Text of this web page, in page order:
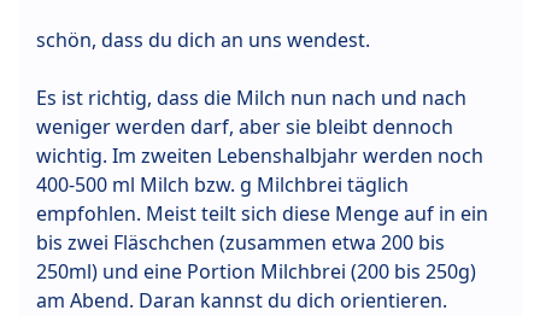
schön, dass du dich an uns wendest.
Es ist richtig, dass die Milch nun nach und nach
weniger werden darf, aber sie bleibt dennoch
wichtig. Im zweiten Lebenshalbjahr werden noch
400-500 ml Milch bzw. g Milchbrei täglich
empfohlen. Meist teilt sich diese Menge auf in ein
bis zwei Fläschchen (zusammen etwa 200 bis
250ml) und eine Portion Milchbrei (200 bis 250g)
am Abend. Daran kannst du dich orientieren.